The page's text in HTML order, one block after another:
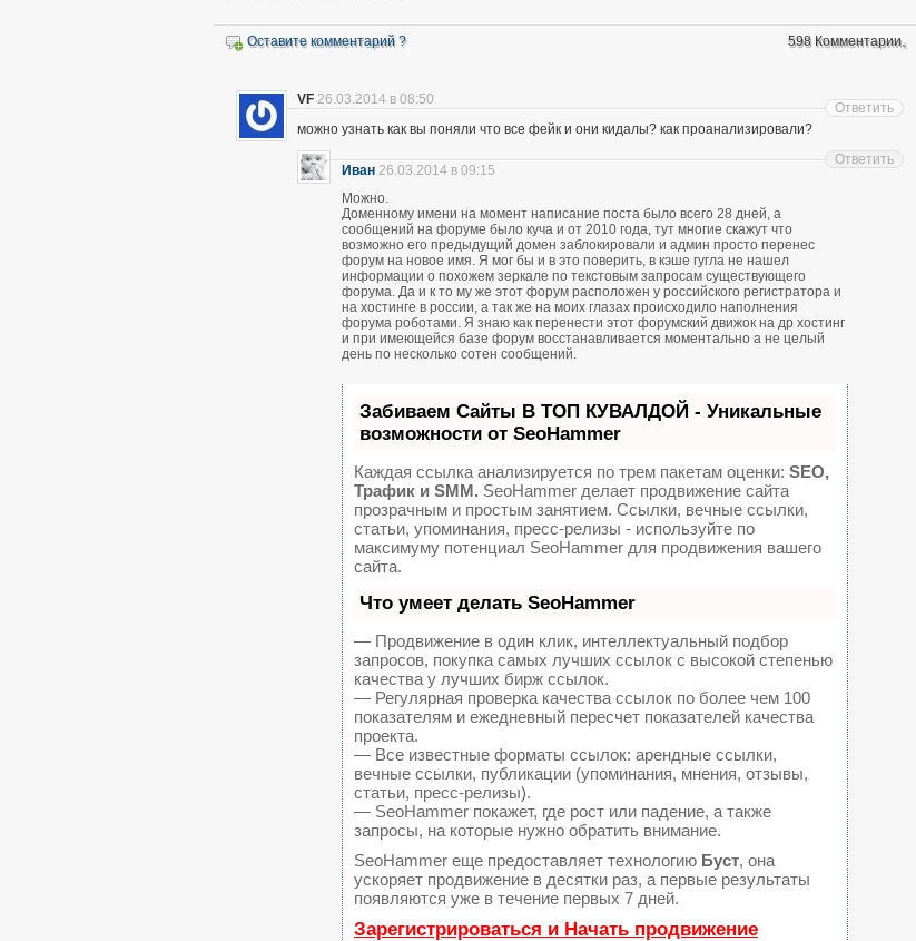
Оставите комментарий ? 598 Комментарии。
VF 26.03.2014 в 08:50
можно узнать как вы поняли что все фейк и они кидалы? как проанализировали?
Ответить
Иван 26.03.2014 в 09:15
Можно.
Доменному имени на момент написание поста было всего 28 дней, а
сообщений на форуме было куча и от 2010 года, тут многие скажут что
возможно его предыдущий домен заблокировали и админ просто перенес
форум на новое имя. Я мог бы и в это поверить, в кэше гугла не нашел
информации о похожем зеркале по текстовым запросам существующего
форума. Да и к то му же этот форум расположен у российского регистратора и
на хостинге в россии, а так же на моих глазах происходило наполнения
форума роботами. Я знаю как перенести этот форумский движок на др хостинг
и при имеющейся базе форум восстанавливается моментально а не целый
день по несколько сотен сообщений.
Забиваем Сайты В ТОП КУВАЛДОЙ - Уникальные
возможности от SeoHammer
Каждая ссылка анализируется по трем пакетам оценки: SEO,
Трафик и SMM. SeoHammer делает продвижение сайта
прозрачным и простым занятием. Ссылки, вечные ссылки,
статьи, упоминания, пресс-релизы - используйте по
максимуму потенциал SeoHammer для продвижения вашего
сайта.
Что умеет делать SeoHammer
— Продвижение в один клик, интеллектуальный подбор
запросов, покупка самых лучших ссылок с высокой степенью
качества у лучших бирж ссылок.
— Регулярная проверка качества ссылок по более чем 100
показателям и ежедневный пересчет показателей качества
проекта.
— Все известные форматы ссылок: арендные ссылки,
вечные ссылки, публикации (упоминания, мнения, отзывы,
статьи, пресс-релизы).
— SeoHammer покажет, где рост или падение, а также
запросы, на которые нужно обратить внимание.
SeoHammer еще предоставляет технологию Буст, она
ускоряет продвижение в десятки раз, а первые результаты
появляются уже в течение первых 7 дней.
Зарегистрироваться и Начать продвижение
Ответить